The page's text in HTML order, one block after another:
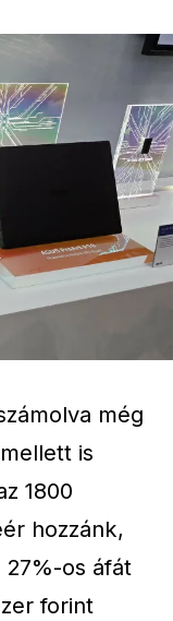
még
is
1800
hozzánk,
27%-os áfát
forint